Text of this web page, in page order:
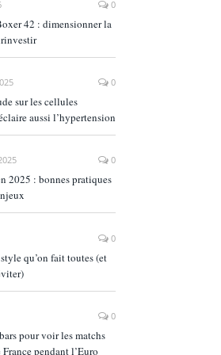
0
42 : dimensionner la
0
sur les cellules
aussi l’hypertension
0
2025 : bonnes pratiques
0
qu’on fait toutes (et
0
pour voir les matchs
pendant l’Euro